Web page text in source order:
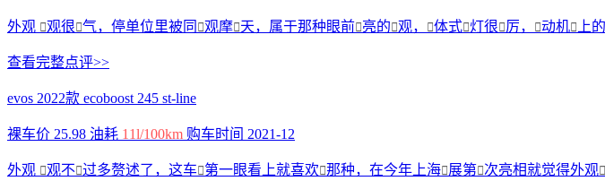
外观 观很 气，停单位里被同 观摩天，属于那种眼前亮的 观， 体式灯很 厉， 动机 上
查看完整点评>>
evos 2022款 ecoboost 245 st-line
裸车价 25.98 油耗 11l/100km 购车时间 2021-12
外观 观不过多赘述了，这车 第一眼看上就喜欢 那种，在今年上海展第次亮相就觉得外观